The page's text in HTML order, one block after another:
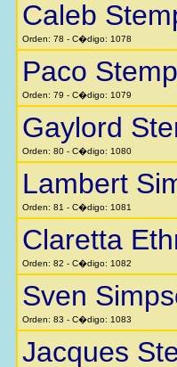
Caleb
Orden: 78 - C�digo: 1078
Paco
Orden: 79 - C�digo: 1079
Gaylord
Orden: 80 - C�digo: 1080
Lambert
Orden: 81 - C�digo: 1081
Claretta
Orden: 82 - C�digo: 1082
Sven
Orden: 83 - C�digo: 1083
Jacques